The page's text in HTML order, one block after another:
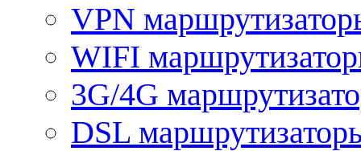
VPN
WIFI
3G/4G
DSL